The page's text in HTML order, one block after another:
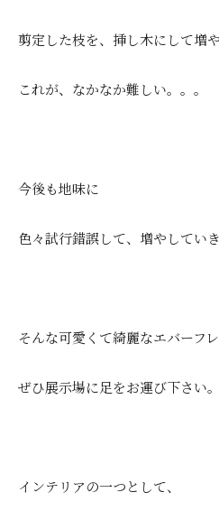
剪定した枝を、挿し木にして増
これが、なかなか難しい。。。
今後も地味に
色々試行錯誤して、増やしてい
そんな可愛くて綺麗なエバーフ
ぜひ展示場に足をお運び下さい。
インテリアの一つとして、